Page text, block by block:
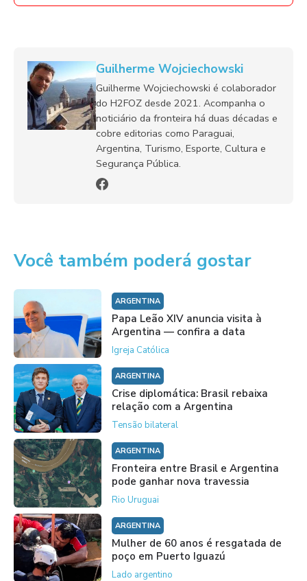
Guilherme Wojciechowski
Guilherme Wojciechowski é colaborador
do H2FOZ desde 2021. Acompanha o
noticiário da fronteira há duas décadas e
cobre editorias como Paraguai,
Argentina, Turismo, Esporte, Cultura e
Segurança Pública.
Você também poderá gostar
ARGENTINA
Papa Leão XIV anuncia visita à
Argentina — confira a data
Igreja Católica
ARGENTINA
Crise diplomática: Brasil rebaixa
relação com a Argentina
Tensão bilateral
ARGENTINA
Fronteira entre Brasil e Argentina
pode ganhar nova travessia
Rio Uruguai
ARGENTINA
Mulher de 60 anos é resgatada de
poço em Puerto Iguazú
Lado argentino